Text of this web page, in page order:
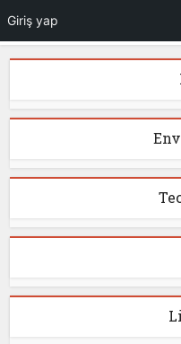
Giriş yap